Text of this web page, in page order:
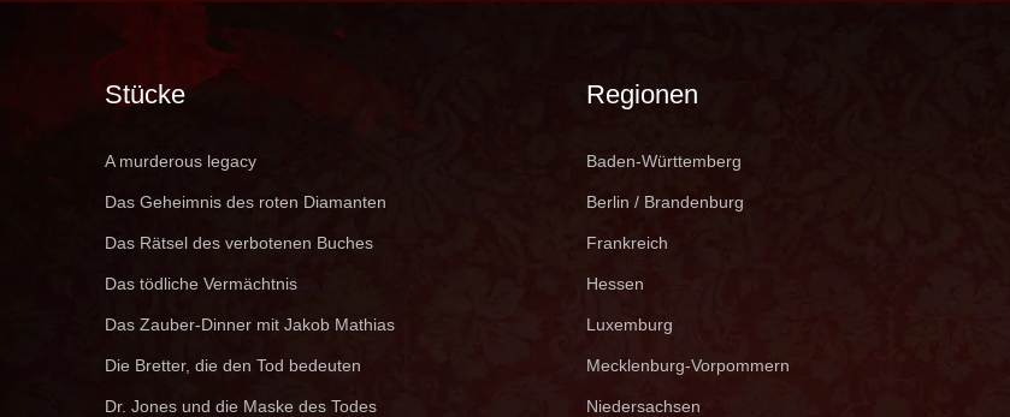
Stücke
A murderous legacy
Das Geheimnis des roten Diamanten
Das Rätsel des verbotenen Buches
Das tödliche Vermächtnis
Das Zauber-Dinner mit Jakob Mathias
Die Bretter, die den Tod bedeuten
Dr. Jones und die Maske des Todes
Regionen
Baden-Württemberg
Berlin / Brandenburg
Frankreich
Hessen
Luxemburg
Mecklenburg-Vorpommern
Niedersachsen